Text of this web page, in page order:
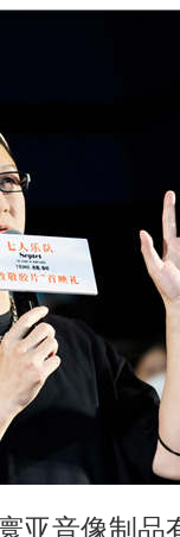
亚音像制品